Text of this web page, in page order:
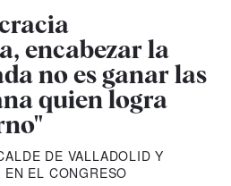
encabezar la
no es ganar las
quien logra
DE VALLADOLID Y
EL CONGRESO